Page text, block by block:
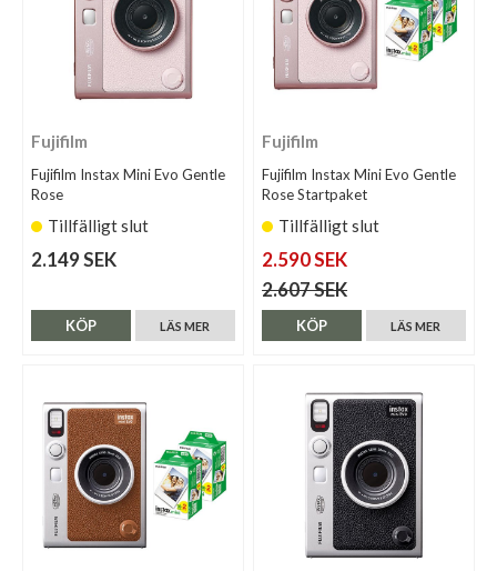
Fujifilm
Fujifilm Instax Mini Evo Gentle
Rose
Tillfälligt slut
2.149 SEK
LÄS MER
KÖP
Fujifilm
Fujifilm Instax Mini Evo Gentle
Rose Startpaket
Tillfälligt slut
2.590 SEK
2.607 SEK
LÄS MER
KÖP